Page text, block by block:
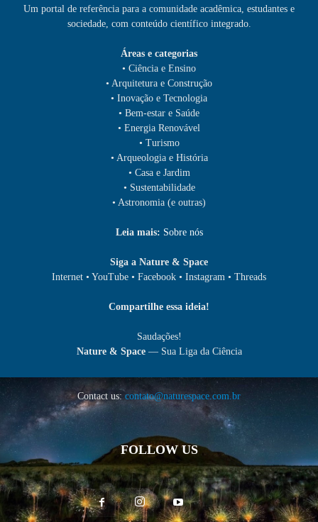
Um portal de referência para a comunidade acadêmica, estudantes e
sociedade, com conteúdo científico integrado.
Áreas e categorias
• Ciência e Ensino
• Arquitetura e Construção
• Inovação e Tecnologia
• Bem-estar e Saúde
• Energia Renovável
• Turismo
• Arqueologia e História
• Casa e Jardim
• Sustentabilidade
• Astronomia (e outras)
Leia mais: Sobre nós
Siga a Nature & Space
Internet • YouTube • Facebook • Instagram • Threads
Compartilhe essa ideia!
Saudações!
Nature & Space— Sua Liga da Ciência
Contact us: contato@naturespace.com.br
FOLLOW US